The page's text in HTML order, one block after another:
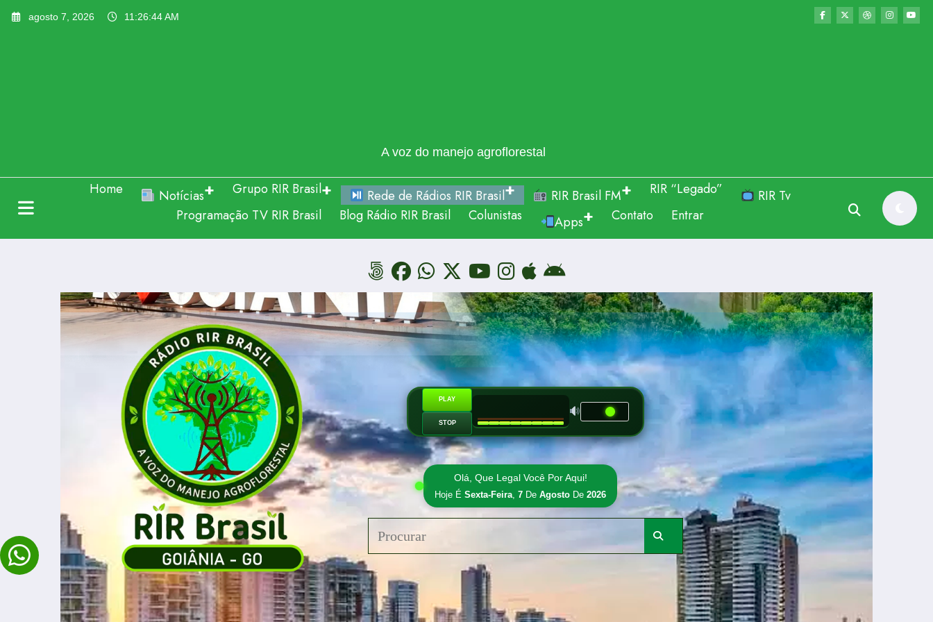
para
agosto 7, 2026 11:26:48 AM
A voz do manejo agroflorestal
Home Notícias Grupo RIR Brasil Rede de Rádios RIR Brasil RIR Brasil FM RIR “Legado”
RIR Tv
Programação TV RIR Brasil
Blog Rádio RIR Brasil Colunistas Apps Contato Entrar
PLAY
STOP
Olá, Que Legal Você Por Aqui!
Hoje ÉSexta-Feira ,7 DeAgosto De2026